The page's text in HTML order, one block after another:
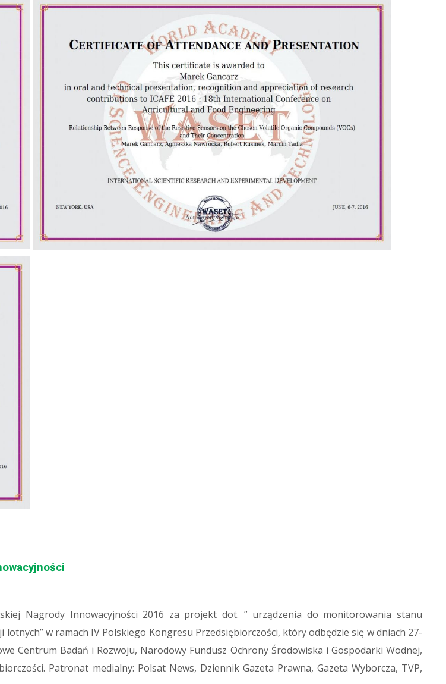
Nagrody Innowacyjności 2016 za projekt dot. ” urządzenia do monitorowania stanu
w ramach IV Polskiego Kongresu Przedsiębiorczości, który odbędzie się w dniach 27-
Centrum Badań i Rozwoju, Narodowy Fundusz Ochrony Środowiska i Gospodarki Wodnej,
Patronat medialny: Polsat News, Dziennik Gazeta Prawna, Gazeta Wyborcza, TVP,